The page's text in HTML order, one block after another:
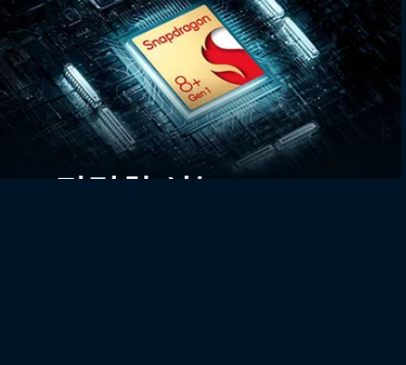
강력한 성능